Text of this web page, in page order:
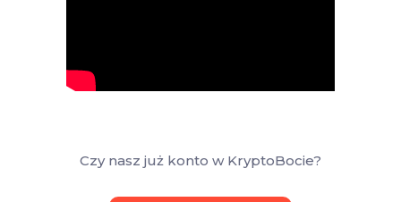
Czy nasz już konto w KryptoBocie?